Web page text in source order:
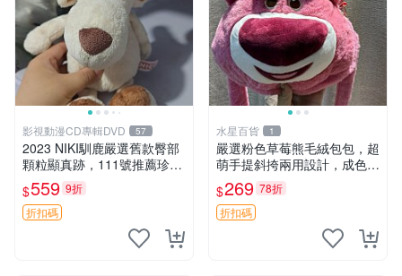
影視動漫CD專輯DVD 57
2023 NIKI馴鹿嚴選舊款臀部
顆粒顯真跡，111號推薦珍藏
品 馴鹿 舊款 尾巴顆粒
$559 9折
折扣碼
水星百貨 1
嚴選粉色草莓熊毛絨包包，超
萌手提斜挎兩用設計，成色上
佳容量大 粉紅草莓 毛絨包 超
大容量
$269 78折
折扣碼